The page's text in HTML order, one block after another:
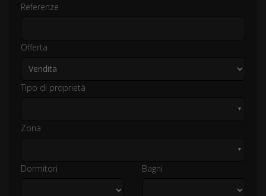
Referenze
Offerta
Tipo di proprietà
▼
Zona
▼
Dormitori Bagni